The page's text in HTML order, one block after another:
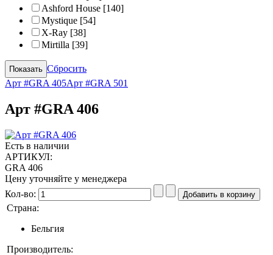
Ashford House [140]
Mystique [54]
X-Ray [38]
Mirtilla [39]
Сбросить
Арт #GRA 405Арт #GRA 501
Арт #GRA 406
Есть в наличии
АРТИКУЛ:
GRA 406
Цену уточняйте у менеджера
Кол-во:
Страна:
Бельгия
Производитель: